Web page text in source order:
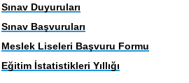
Sınav Duyuruları
Sınav Başvuruları
Meslek Liseleri Başvuru Formu
Eğitim İstatistikleri Yıllığı